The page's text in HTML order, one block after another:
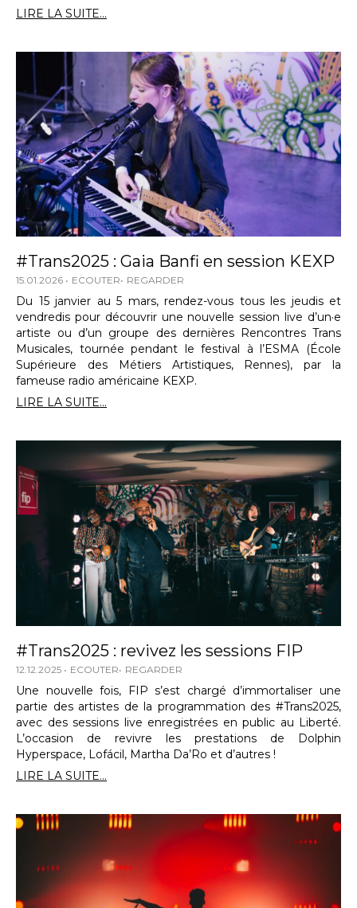
LIRE LA SUITE...
#Trans2025 : Gaia Banfi en session KEXP
15.01.2026 ECOUTER REGARDER
Du 15 janvier au 5 mars, rendez-vous tous les jeudis et
vendredis pour découvrir une nouvelle session live d’un·e
artiste ou d’un groupe des dernières Rencontres Trans
Musicales, tournée pendant le festival à l’ESMA (École
Supérieure des Métiers Artistiques, Rennes), par la
fameuse radio américaine KEXP.
LIRE LA SUITE...
#Trans2025 : revivez les sessions FIP
12.12.2025 ECOUTER REGARDER
Une nouvelle fois, FIP s’est chargé d’immortaliser une
partie des artistes de la programmation des #Trans2025,
avec des sessions live enregistrées en public au Liberté.
L’occasion de revivre les prestations de Dolphin
Hyperspace, Lofácil, Martha Da’Ro et d’autres !
LIRE LA SUITE...